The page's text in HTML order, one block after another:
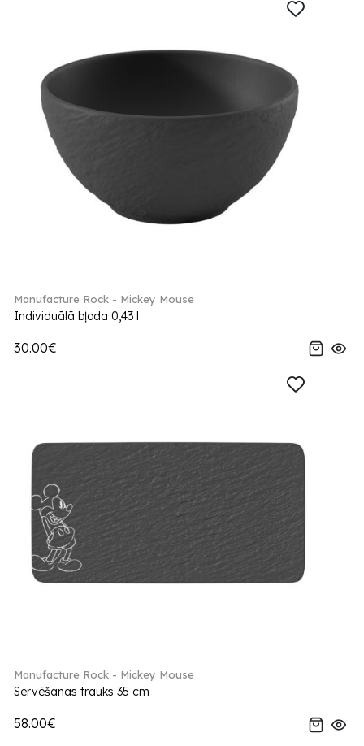
Manufacture Rock - Mickey Mouse
Individuālā bļoda 0,43 l
30.00€
Manufacture Rock - Mickey Mouse
Servēšanas trauks 35 cm
58.00€